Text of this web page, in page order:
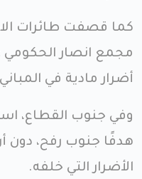
كما قصفت طائرات
مجمع انصار الحكومي
أضرار مادية في
وفي جنوب القطاع،
هدفًا جنوب رفح، دون
الأضرار التي خلفه.